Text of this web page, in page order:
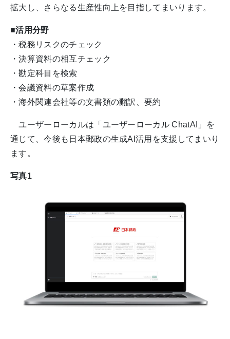
拡大し、さらなる生産性向上を目指してまいります。
■活用分野
・税務リスクのチェック
・決算資料の相互チェック
・勘定科目を検索
・会議資料の草案作成
・海外関連会社等の文書類の翻訳、要約
ユーザーローカルは「ユーザーローカル ChatAI」を
通じて、今後も日本郵政の生成AI活用を支援してまいり
ます。
写真1